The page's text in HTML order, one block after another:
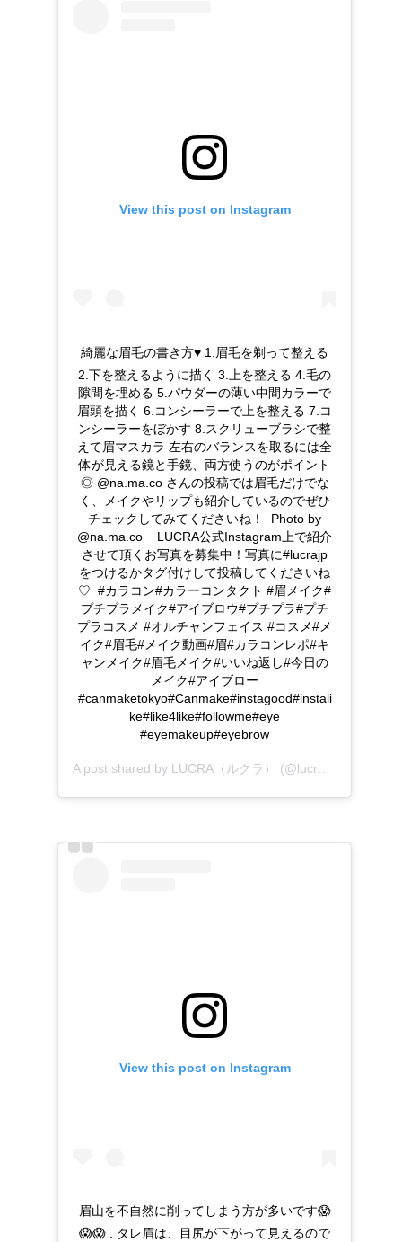
View this post on Instagram
綺麗な眉毛の書き方♥ 1.眉毛を剃って整える
2.下を整えるように描く 3.上を整える 4.毛の
隙間を埋める 5.パウダーの薄い中間カラーで
眉頭を描く 6.コンシーラーで上を整える 7.コ
ンシーラーをぼかす 8.スクリューブラシで整
えて眉マスカラ 左右のバランスを取るには全
体が見える鏡と手鏡、両方使うのがポイント
◎ @na.ma.co さんの投稿では眉毛だけでな
く、メイクやリップも紹介しているのでぜひ
チェックしてみてくださいね！ ㅤㅤㅤ Photo by
@na.ma.co ㅤㅤㅤ ㅤㅤㅤㅤㅤㅤㅤㅤㅤㅤㅤ ㅤㅤㅤ LUCRA公式Instagram上で紹介
させて頂くお写真を募集中！写真に#lucrajp
をつけるかタグ付けして投稿してくださいね
♡ ㅤㅤㅤ #カラコン#カラーコンタクト #眉メイク#
プチプラメイク#アイブロウ#プチプラ#プチ
プラコスメ #オルチャンフェイス #コスメ#メ
イク#眉毛#メイク動画#眉#カラコンレポ#キ
ャンメイク#眉毛メイク#いいね返し#今日の
メイク#アイブロー
#canmaketokyo#Canmake#instagood#instali
ke#like4like#followme#eye
#eyemakeup#eyebrow
A post shared by LUCRA（ルクラ） (@lucra_app) on
View this post on Instagram
眉山を不自然に削ってしまう方が多いです😱
😱😱 . タレ眉は、目尻が下がって見えるので